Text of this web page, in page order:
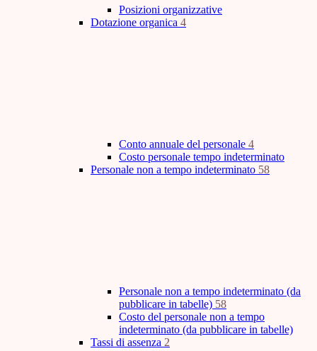
Posizioni organizzative
Dotazione organica 4
Conto annuale del personale 4
Costo personale tempo indeterminato
Personale non a tempo indeterminato 58
Personale non a tempo indeterminato (da
pubblicare in tabelle) 58
Costo del personale non a tempo
indeterminato (da pubblicare in tabelle)
Tassi di assenza 2